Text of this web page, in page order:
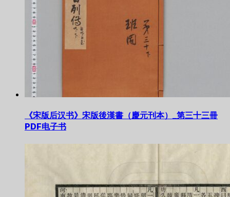
《宋版后汉书》宋版後漢書（慶元刊本）_第三十三冊
PDF电子书